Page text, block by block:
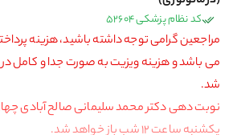
کد نظام پزشکی 52604
مراجعین گرامی توجه داشته باشید، هزینه
می باشد و هزینه ویزیت به صورت جدا و کامل
شد.
نوبت دهی دکتر محمد سلیمانی صالح آبادی
یکشنبه ساعت 12 شب باز خواهد شد.